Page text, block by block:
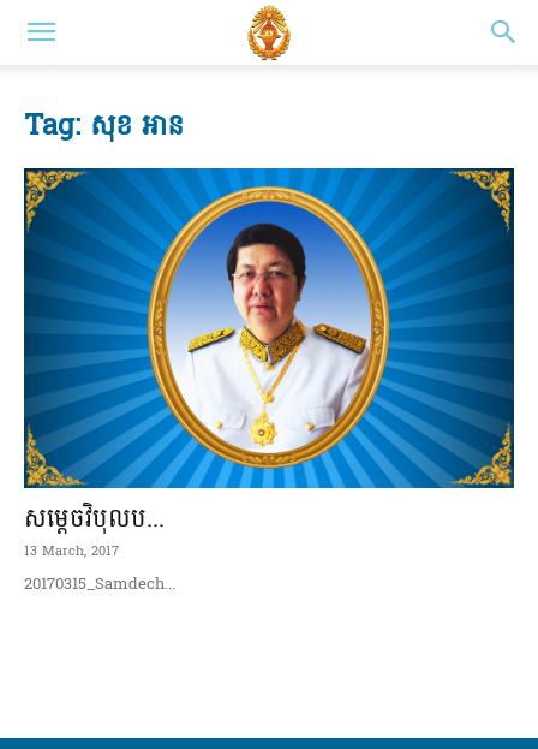
Tag: សុខ អាន
សម្តេចវិបុលប...
13 March, 2017
20170315_Samdech...